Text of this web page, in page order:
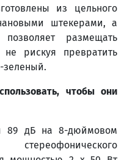
из цельного
штекерами, а
размещать
рискуя превратить
зеленый.
чтобы они
89 дБ на 8-дюймовом